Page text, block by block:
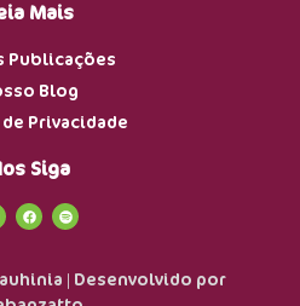
Mais
Publicações
Blog
Privacidade
Siga
| Desenvolvido por